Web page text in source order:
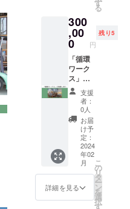
定して
いるの
で、想
像以上
にたく
さんの
アイテ
ムをお
持ち帰
りいた
だける
と思い
ます ・
2024年
2月頃
に、
CAMPF
IREの
メッ
ただく
方の年
齢層を
お伺い
して、
いくつ
かご提
案させ
ていた
だく形
となり
ます）
・所要
時間：
約2時間
・開催
場所：
「循環
ワーク
「豊か
に生き
る」を
テーマ
にお話
をしま
す ・
2024年
2月頃
に、
CAMPF
IREの
メッ
セージ
機能に
て、行
き先・
日程相
談のご
す
る
300
,00
0 円
残り5
「循環
ワーク
ス」工
場内の
共有ス
ペース
を貸切
いただ
けます
・イベ
ントで
の利用
や、ア
コギな
どであ
支援
者：
0人
お届
け予
定：
2024
年02
月
詳細を見る
こ
の
リ
タ
ー
ン
を
選
択
す